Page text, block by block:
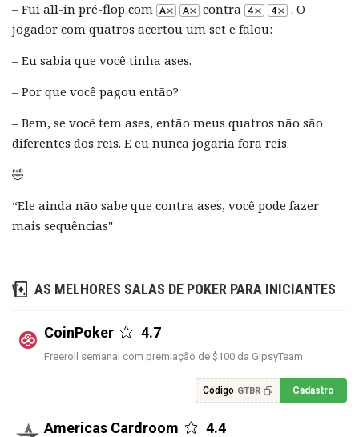
– Fui all-in pré-flop com contra
. O
jogador com quatros acertou um set e falou:
– Eu sabia que você tinha ases.
– Por que você pagou então?
– Bem, se você tem ases, então meus quatros não são
diferentes dos reis. E eu nunca jogaria fora reis.
🤣
“Ele ainda não sabe que contra ases, você pode fazer
mais sequências"
AS MELHORES SALAS DE POKER PARA INICIANTES
CoinPoker 4.7
Freeroll semanal com premiação de $100 da GipsyTeam
Código GTBR Cadastro
Americas Cardroom 4.4